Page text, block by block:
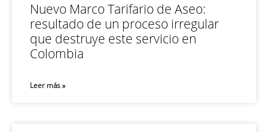
Nuevo Marco Tarifario de Aseo:
resultado de un proceso irregular
que destruye este servicio en
Colombia
Leer más »